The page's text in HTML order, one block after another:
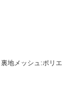
地メッシュ:ポリエ